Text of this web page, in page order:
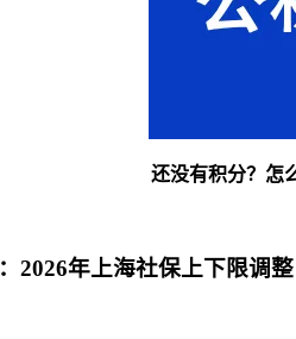
还没有积分？怎
：2026年上海社保上下限调整